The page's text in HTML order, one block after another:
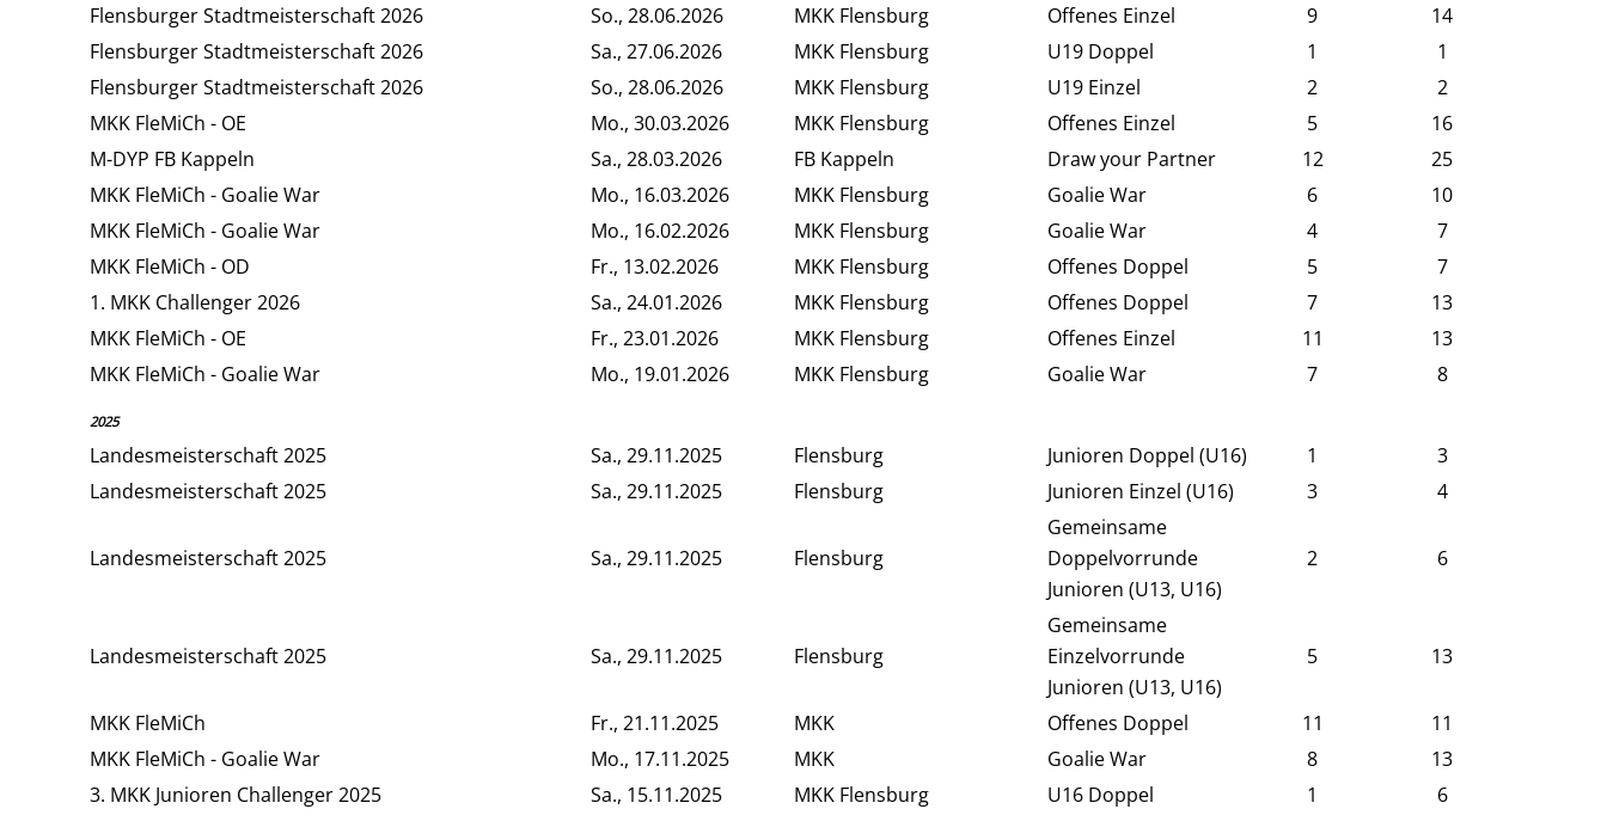
Flensburger Stadtmeisterschaft 2026
So., 28.06.2026 MKK Flensburg Offenes Einzel 9
14
Flensburger Stadtmeisterschaft 2026
Sa., 27.06.2026 MKK Flensburg U19 Doppel 1
1
Flensburger Stadtmeisterschaft 2026
So., 28.06.2026 MKK Flensburg U19 Einzel 2
2
MKK FleMiCh - OE
Mo., 30.03.2026 MKK Flensburg Offenes Einzel 5
16
M-DYP FB Kappeln
Sa., 28.03.2026 FB Kappeln Draw your Partner 12
25
MKK FleMiCh - Goalie War
Mo., 16.03.2026 MKK Flensburg Goalie War 6
10
MKK FleMiCh - Goalie War
Mo., 16.02.2026 MKK Flensburg Goalie War 4
7
MKK FleMiCh - OD
Fr., 13.02.2026 MKK Flensburg Offenes Doppel 5
7
1. MKK Challenger 2026
Sa., 24.01.2026 MKK Flensburg Offenes Doppel 7
13
MKK FleMiCh - OE
Fr., 23.01.2026 MKK Flensburg Offenes Einzel 11
13
MKK FleMiCh - Goalie War
Mo., 19.01.2026 MKK Flensburg Goalie War 7 8
2025
Landesmeisterschaft 2025 Sa., 29.11.2025 Flensburg Junioren Doppel (U16) 1
3
Landesmeisterschaft 2025
Sa., 29.11.2025 Flensburg Junioren Einzel (U16) 3 4
Landesmeisterschaft 2025 Sa., 29.11.2025 Flensburg
Gemeinsame
Doppelvorrunde
Junioren (U13, U16)
2 6
Landesmeisterschaft 2025 Sa., 29.11.2025 Flensburg
Gemeinsame
Einzelvorrunde
Junioren (U13, U16)
5 13
MKK FleMiCh Fr., 21.11.2025 MKK Offenes Doppel 11
11
MKK FleMiCh - Goalie War
Mo., 17.11.2025 MKK Goalie War 8
13
3. MKK Junioren Challenger 2025
Sa., 15.11.2025 MKK Flensburg U16 Doppel 1
6